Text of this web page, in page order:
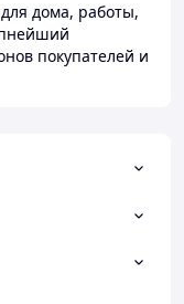
дома, работы,
покупателей и